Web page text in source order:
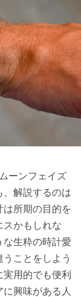
ーンフェイズ
、解説するのは
は所期の目的を
スかもしれな
な生粋の時計愛
ことをしよう
用的でも便利
興味がある人